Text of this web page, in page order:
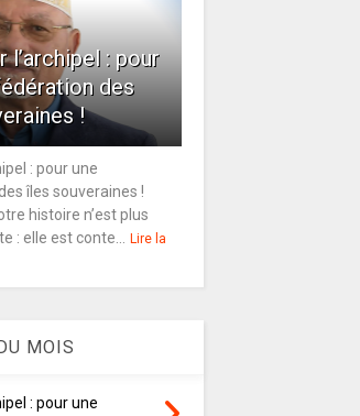
l’archipel : pour
des
!
: pour une
îles souveraines !
histoire n’est plus
: elle est conte...
Lire la
MOIS
: pour une